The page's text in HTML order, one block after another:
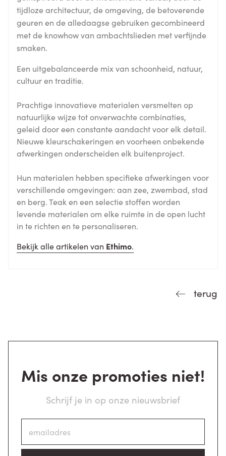
tijdloze architectuur, de omgeving, de betoverende
geuren en de alledaagse gebruiken gecombineerd
met de knowhow van ambachtslieden met verfijnde
smaken.
Een uitgebalanceerde mix van schoonheid, natuur,
cultuur en traditie.
Prachtige innovatieve materialen versmelten op
natuurlijke wijze tot onverwachte combinaties,
geleid door een constante aandacht voor elk detail.
Nieuwe kleurschakeringen en voorheen onbekende
afwerkingen onderscheiden elk buitenproject.
Hun materialen hebben specifieke afwerkingen voor
verschillende omgevingen: aan zee, zwembad, stad
en berg. Teak en een selectie stoffen worden
levende materialen om elke ruimte in de open lucht
in te richten en te personaliseren.
Bekijk alle artikelen van Ethimo.
terug
Mis onze promoties niet!
Schrijf je in op onze nieuwsbrief